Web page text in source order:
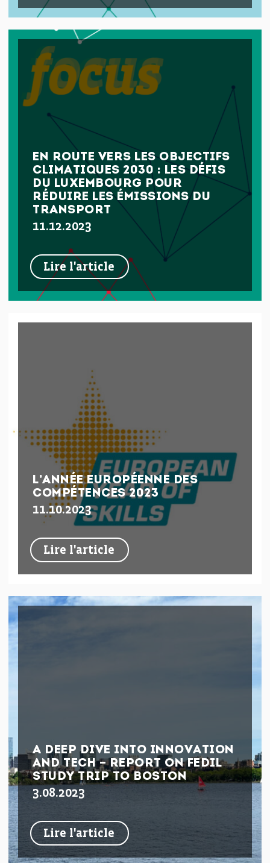
EN ROUTE VERS LES OBJECTIFS
CLIMATIQUES 2030 : LES DÉFIS
DU LUXEMBOURG POUR
RÉDUIRE LES ÉMISSIONS DU
TRANSPORT
Lire l'article
11.12.2023
L’ANNÉE EUROPÉENNE DES
COMPÉTENCES 2023
Lire l'article
11.10.2023
A DEEP DIVE INTO INNOVATION
AND TECH – REPORT ON FEDIL
STUDY TRIP TO BOSTON
Lire l'article
3.08.2023